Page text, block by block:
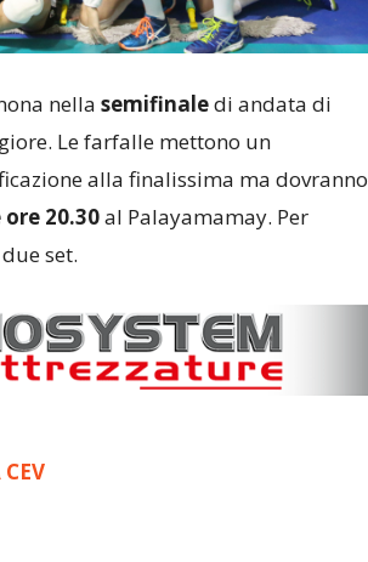
nella semifinaledi andata di
Le farfalle mettono un
alla finalissima ma dovranno
20.30al Palayamamay. Per
set.